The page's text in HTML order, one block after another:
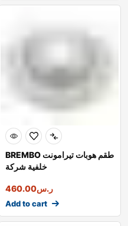
BREMBO طقم هوبات تيرامونت
خلفية شركة
ر.س460.00
Add to cart